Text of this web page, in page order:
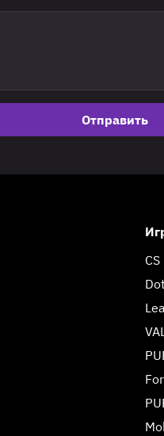
Отправить
CS